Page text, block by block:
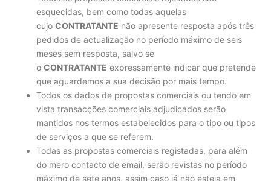
esquecidas, bem como todas aquelas
cujo CONTRATANTE não apresente resposta após três
pedidos de actualização no período máximo de seis
meses sem resposta, salvo se
o CONTRATANTE expressamente indicar que pretende
que aguardemos a sua decisão por mais tempo.
Todos os dados de propostas comerciais ou tendo em
vista transacções comerciais adjudicados serão
mantidos nos termos estabelecidos para o tipo ou tipos
de serviços a que se referem.
Todas as propostas comerciais registadas, para além
do mero contacto de email, serão revistas no período
máximo de sete anos, assim caso já não esteja em